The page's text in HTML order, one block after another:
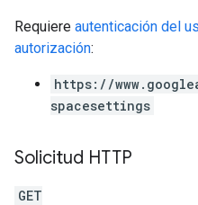
Requiere autenticación del
autorización:
https://
spacesettings
Solicitud HTTP
GET